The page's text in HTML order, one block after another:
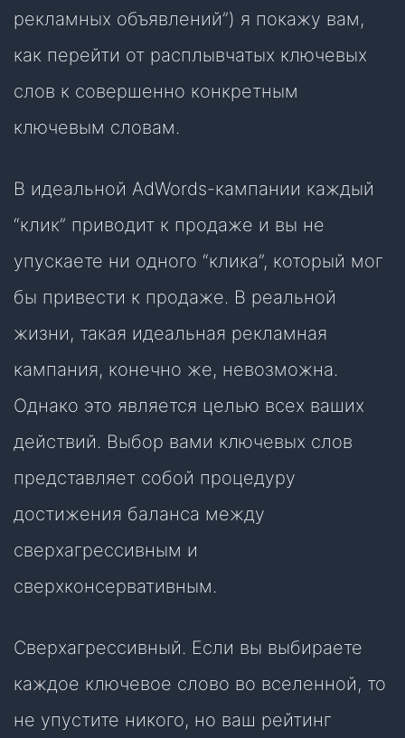
рекламных объявлений”) я покажу вам,
как перейти от расплывчатых ключевых
слов к совершенно конкретным
ключевым словам.
В идеальной AdWords-кампании каждый
“клик” приводит к продаже и вы не
упускаете ни одного “клика”, который мог
бы привести к продаже. В реальной
жизни, такая идеальная рекламная
кампания, конечно же, невозможна.
Однако это является целью всех ваших
действий. Выбор вами ключевых слов
представляет собой процедуру
достижения баланса между
сверхагрессивным и
сверхконсервативным.
Сверхагрессивный. Если вы выбираете
каждое ключевое слово во вселенной, то
не упустите никого, но ваш рейтинг